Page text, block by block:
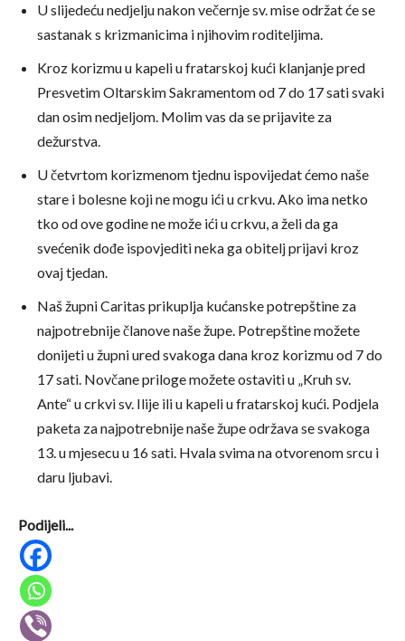
U slijedeću nedjelju nakon večernje sv. mise održat će se
sastanak s krizmanicima i njihovim roditeljima.
Kroz korizmu u kapeli u fratarskoj kući klanjanje pred
Presvetim Oltarskim Sakramentom od 7 do 17 sati svaki
dan osim nedjeljom. Molim vas da se prijavite za
dežurstva.
U četvrtom korizmenom tjednu ispovijedat ćemo naše
stare i bolesne koji ne mogu ići u crkvu. Ako ima netko
tko od ove godine ne može ići u crkvu, a želi da ga
svećenik dođe ispovjediti neka ga obitelj prijavi kroz
ovaj tjedan.
Naš župni Caritas prikuplja kućanske potrepštine za
najpotrebnije članove naše župe. Potrepštine možete
donijeti u župni ured svakoga dana kroz korizmu od 7 do
17 sati. Novčane priloge možete ostaviti u „Kruh sv.
Ante“ u crkvi sv. Ilije ili u kapeli u fratarskoj kući. Podjela
paketa za najpotrebnije naše župe održava se svakoga
13. u mjesecu u 16 sati. Hvala svima na otvorenom srcu i
daru ljubavi.
Podijeli...